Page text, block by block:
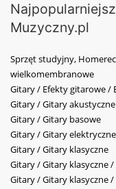
Muzyczny.pl
Sprzęt studyjny,
wielkomembranowe
Gitary / Efekty gitarowe /
Gitary / Gitary akustyczne
Gitary / Gitary basowe
Gitary / Gitary elektryczne
Gitary / Gitary klasyczne
Gitary / Gitary klasyczne
Gitary / Gitary klasyczne